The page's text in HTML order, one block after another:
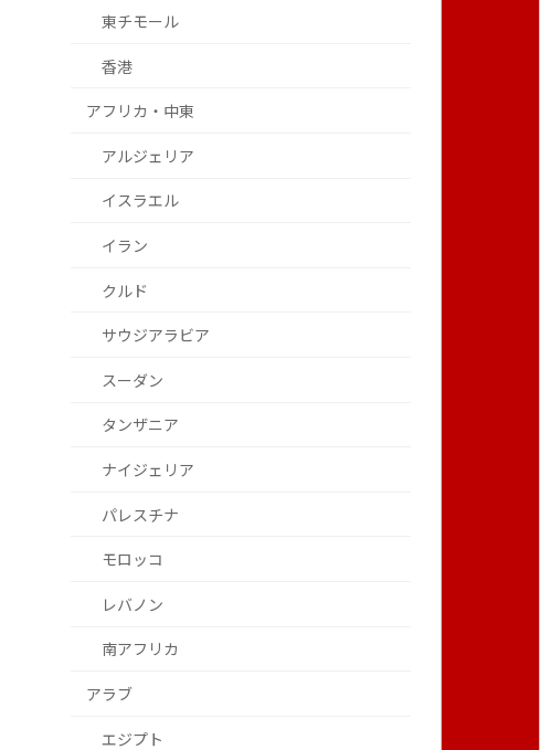
東チモール
香港
アフリカ・中東
アルジェリア
イスラエル
イラン
クルド
サウジアラビア
スーダン
タンザニア
ナイジェリア
パレスチナ
モロッコ
レバノン
南アフリカ
アラブ
エジプト